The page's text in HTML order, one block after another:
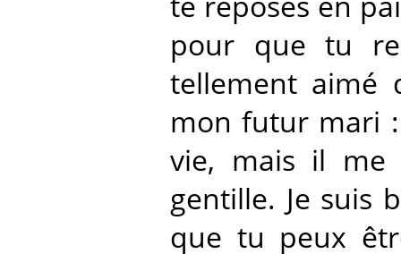
pour que tu
tellement aimé
mon futur mari :
vie, mais il me
gentille. Je suis
que tu peux